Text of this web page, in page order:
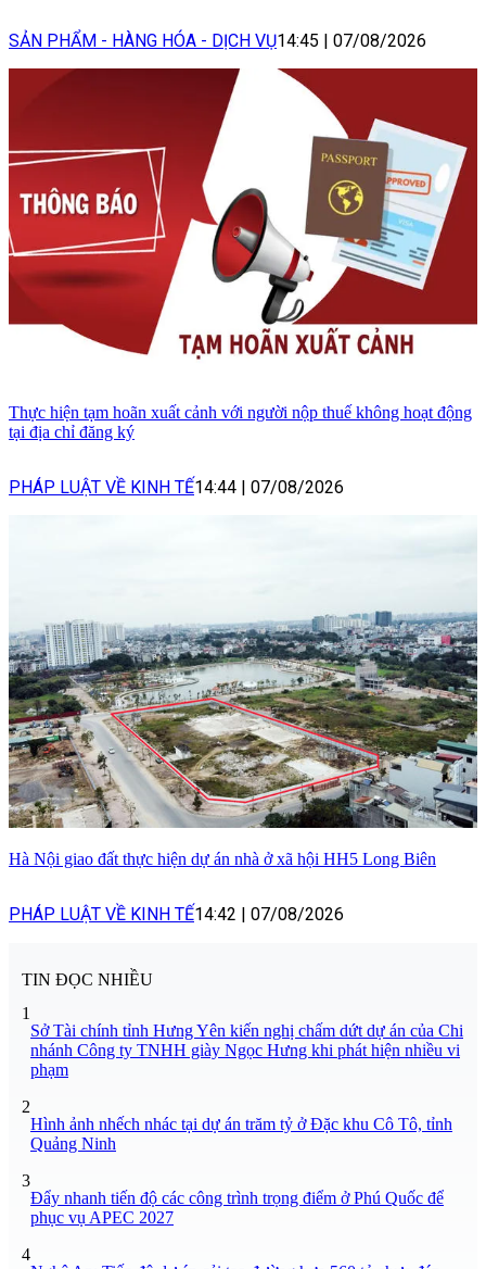
SẢN PHẨM - HÀNG HÓA - DỊCH VỤ14:45 | 07/08/2026
Thực hiện tạm hoãn xuất cảnh với người nộp thuế không hoạt động
tại địa chỉ đăng ký
PHÁP LUẬT VỀ KINH TẾ14:44 | 07/08/2026
Hà Nội giao đất thực hiện dự án nhà ở xã hội HH5 Long Biên
PHÁP LUẬT VỀ KINH TẾ14:42 | 07/08/2026
TIN ĐỌC NHIỀU
1
Sở Tài chính tỉnh Hưng Yên kiến nghị chấm dứt dự án của Chi
nhánh Công ty TNHH giày Ngọc Hưng khi phát hiện nhiều vi
phạm
2
Hình ảnh nhếch nhác tại dự án trăm tỷ ở Đặc khu Cô Tô, tỉnh
Quảng Ninh
3
Đẩy nhanh tiến độ các công trình trọng điểm ở Phú Quốc để
phục vụ APEC 2027
4